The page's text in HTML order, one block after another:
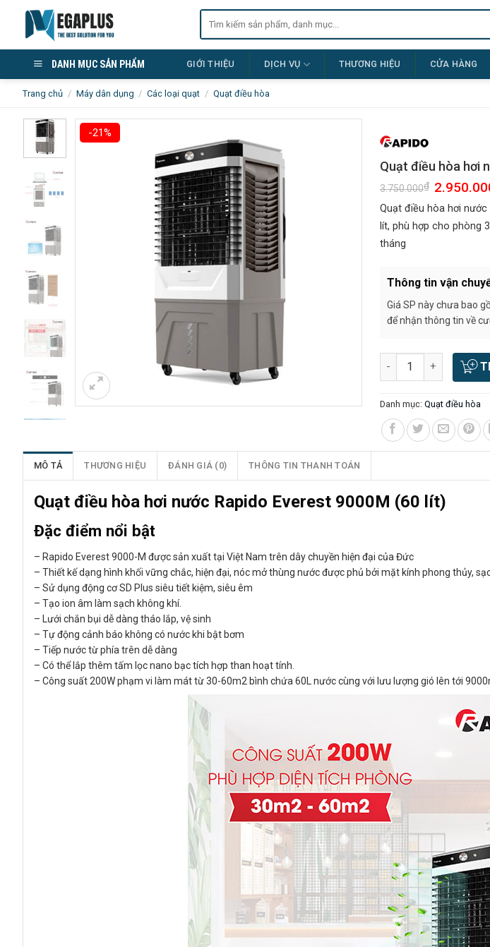
content
Tìm
DANH MỤC SẢN PHẨM GIỚI THIỆU DỊCH VỤ THƯƠNG HIỆU CỬA HÀNG
Trang chủ / Máy dân dụng / Các loại quạt / Quạt điều hòa
-21%
Quạt điều hòa hơi
3.750.000₫ Giá
gốc
là:
3.750.000₫.
Quạt điều hòa hơi nước
lít, phù hợp cho phòng
tháng
Thông tin vận
Giá SP này chưa bao
để nhận thông tin về
Số lượng
Danh mục: Quạt điều hòa
MÔ TẢ THƯƠNG HIỆU ĐÁNH GIÁ (0) THÔNG TIN THANH TOÁN
Quạt điều hòa hơi nước Rapido Everest 9000M (60 lít)
Đặc điểm nổi bật
– Rapido Everest 9000-M được sản xuất tại Việt Nam trên dây chuyền hiện đại của Đức
– Thiết kế dạng hình khối vững chắc, hiện đại, nóc mở thùng nước được phủ bởi mặt kính phong thủy,
– Sử dụng động cơ SD Plus siêu tiết kiệm, siêu êm
– Tạo ion âm làm sạch không khí.
– Lưới chắn bụi dễ dàng tháo lắp, vệ sinh
– Tự động cảnh báo không có nước khi bật bơm
– Tiếp nước từ phía trên dễ dàng
– Có thể lắp thêm tấm lọc nano bạc tích hợp than hoạt tính.
– Công suất 200W phạm vi làm mát từ 30-60m2 bình chứa 60L nước cùng với lưu lượng gió lên tới